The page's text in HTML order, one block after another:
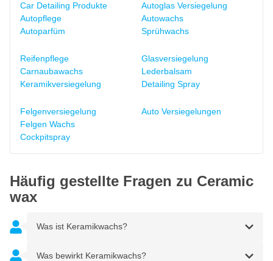
Car Detailing Produkte
Autopflege
Autoparfüm
Autoglas Versiegelung
Autowachs
Sprühwachs
Reifenpflege
Carnaubawachs
Keramikversiegelung
Glasversiegelung
Lederbalsam
Detailing Spray
Felgenversiegelung
Felgen Wachs
Cockpitspray
Auto Versiegelungen
Häufig gestellte Fragen zu Ceramic
wax
Was ist Keramikwachs?
Was bewirkt Keramikwachs?